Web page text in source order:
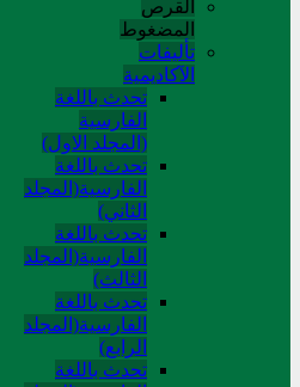
القرص
المضغوط
تألیفات
الآکادیمیة
تحدث باللغة
الفارسية
(المجلد الاول)
تحدث باللغة
الفارسية(المجلد
الثاني)
تحدث باللغة
الفارسية(المجلد
الثالث)
تحدث باللغة
الفارسية(المجلد
الرابع)
تحدث باللغة